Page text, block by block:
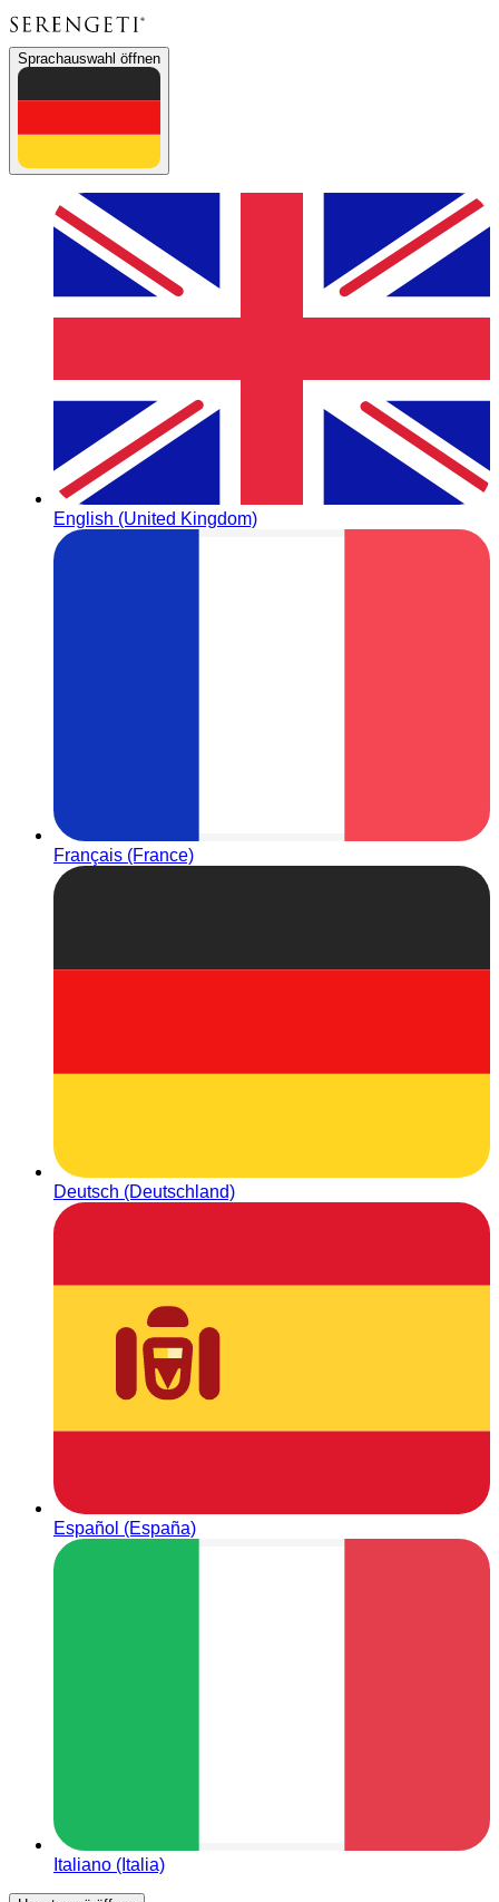
Sprachauswahl öffnen
English (United Kingdom)
Français (France)
Deutsch (Deutschland)
Español (España)
Italiano (Italia)